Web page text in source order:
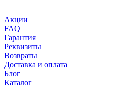
Акции
FAQ
Гарантия
Реквизиты
Возвраты
Доставка и оплата
Блог
Каталог